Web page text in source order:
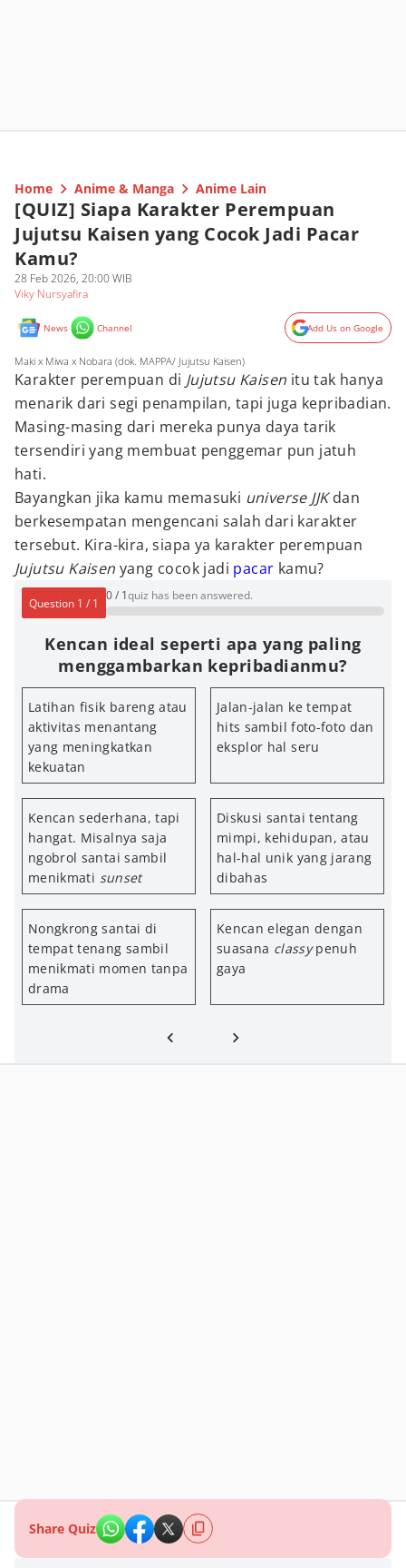
Home Anime & Manga Anime Lain
[QUIZ] Siapa Karakter Perempuan
Jujutsu Kaisen yang Cocok Jadi Pacar
Kamu?
28 Feb 2026, 20:00 WIB
Viky Nursyafira
News Channel Add Us on Google
Maki x Miwa x Nobara (dok. MAPPA/ Jujutsu Kaisen)
Karakter perempuan di Jujutsu Kaisen itu tak hanya
menarik dari segi penampilan, tapi juga kepribadian.
Masing-masing dari mereka punya daya tarik
tersendiri yang membuat penggemar pun jatuh
hati.
Bayangkan jika kamu memasuki universe JJKdan
berkesempatan mengencani salah dari karakter
tersebut. Kira-kira, siapa ya karakter perempuan
Jujutsu Kaisen yang cocok jadi pacar kamu?
Question 1 / 1
0/ 1quiz has been answered.
Kencan ideal seperti apa yang paling
menggambarkan kepribadianmu?
Latihan fisik bareng atau
aktivitas menantang
yang meningkatkan
kekuatan
Jalan-jalan ke tempat
hits sambil foto-foto dan
eksplor hal seru
Kencan sederhana, tapi
hangat. Misalnya saja
ngobrol santai sambil
menikmati sunset
Diskusi santai tentang
mimpi, kehidupan, atau
hal-hal unik yang jarang
dibahas
Nongkrong santai di
tempat tenang sambil
menikmati momen tanpa
drama
Kencan elegan dengan
suasana classypenuh
gaya
Share Quiz